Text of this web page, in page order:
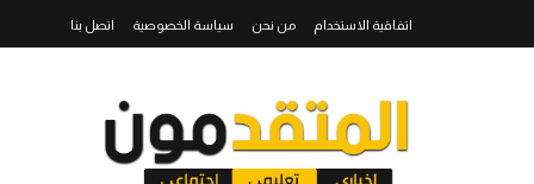
اتفاقية الاستخدام من نحن سياسة الخصوصية اتصل بنا